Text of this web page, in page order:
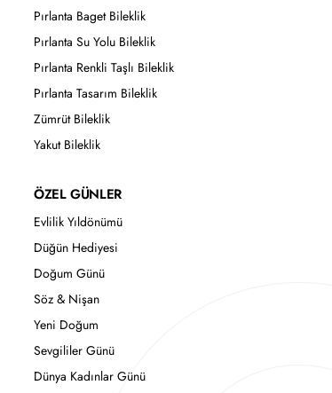
Pırlanta Baget Bileklik
Pırlanta Su Yolu Bileklik
Pırlanta Renkli Taşlı Bileklik
Pırlanta Tasarım Bileklik
Zümrüt Bileklik
Yakut Bileklik
ÖZEL GÜNLER
Evlilik Yıldönümü
Düğün Hediyesi
Doğum Günü
Söz & Nişan
Yeni Doğum
Sevgililer Günü
Dünya Kadınlar Günü